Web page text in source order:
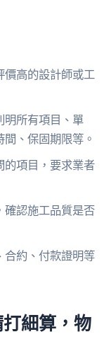
價高的設計師或工
明所有項目、單
、保固期限等。
的項目，要求業者
確認施工品質是否
合約、付款證明等
細算，物